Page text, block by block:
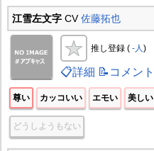
江雪左文字CV佐藤拓也
推し登録 ( -人)
📋詳細 📝コメント
尊い カッコいい エモい 美しい
どうしようもない